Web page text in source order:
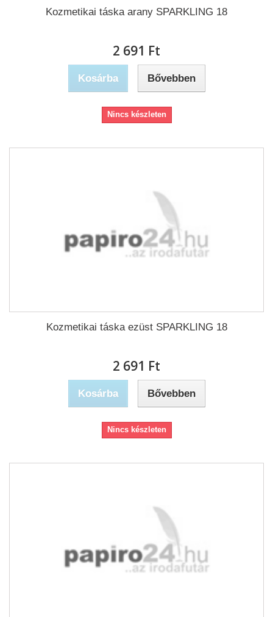
Kozmetikai táska arany SPARKLING 18
2 691 Ft‎
Kosárba Bővebben
Nincs készleten
Kozmetikai táska ezüst SPARKLING 18
2 691 Ft‎
Kosárba Bővebben
Nincs készleten